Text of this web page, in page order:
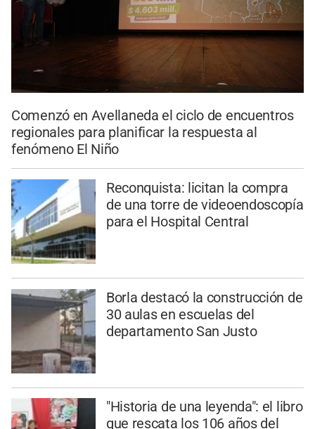
Comenzó en Avellaneda el ciclo de encuentros
regionales para planificar la respuesta al
fenómeno El Niño
Reconquista: licitan la compra
de una torre de videoendoscopía
para el Hospital Central
Borla destacó la construcción de
30 aulas en escuelas del
departamento San Justo
"Historia de una leyenda": el libro
que rescata los 106 años del